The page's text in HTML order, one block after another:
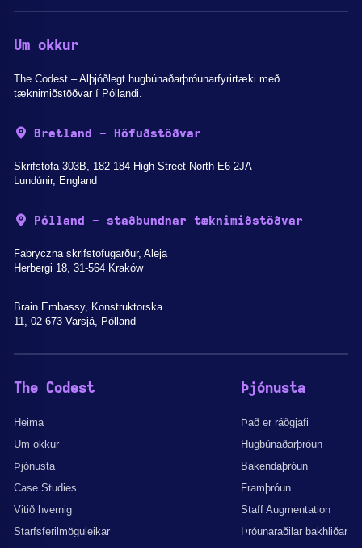
Um okkur
The Codest – Alþjóðlegt hugbúnaðarþróunarfyrirtæki með
tæknimiðstöðvar í Póllandi.
Bretland - Höfuðstöðvar
Skrifstofa 303B, 182-184 High Street North E6 2JA
Lundúnir, England
Pólland - staðbundnar tæknimiðstöðvar
Fabryczna skrifstofugarður, Aleja
Herbergi 18, 31-564 Kraków
Brain Embassy, Konstruktorska
11, 02-673 Varsjá, Pólland
The Codest
Heima
Um okkur
Þjónusta
Case Studies
Vitið hvernig
Starfsferilmöguleikar
Þjónusta
Það er ráðgjafi
Hugbúnaðarþróun
Bakendaþróun
Framþróun
Staff Augmentation
Þróunaraðilar bakhliðar